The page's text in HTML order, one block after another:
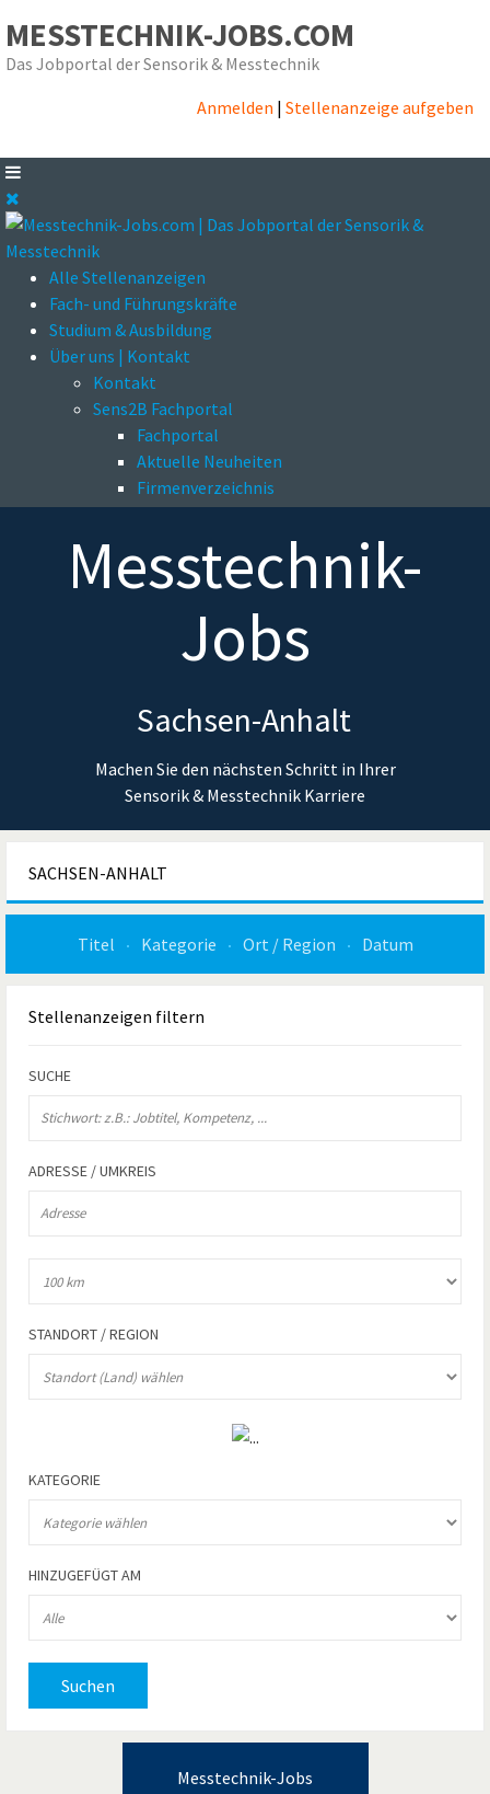
MESSTECHNIK-JOBS.COM
Das Jobportal der Sensorik & Messtechnik
Anmelden | Stellenanzeige aufgeben
Alle Stellenanzeigen
Fach- und Führungskräfte
Studium & Ausbildung
Über uns | Kontakt
Kontakt
Sens2B Fachportal
Fachportal
Aktuelle Neuheiten
Firmenverzeichnis
Messtechnik-
Jobs
Sachsen-Anhalt
Machen Sie den nächsten Schritt in Ihrer
Sensorik & Messtechnik Karriere
SACHSEN-ANHALT
Titel Kategorie Ort / Region Datum
Stellenanzeigen filtern
SUCHE
ADRESSE / UMKREIS
STANDORT / REGION
KATEGORIE
HINZUGEFÜGT AM
Suchen
Messtechnik-Jobs